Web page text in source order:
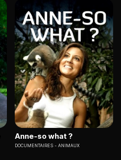
Anne-so what ?
DOCUMENTAIRES ANIMAUX